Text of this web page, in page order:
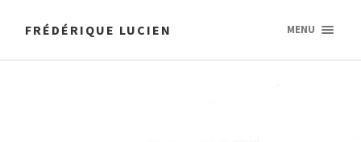
FRÉDÉRIQUE LUCIEN MENU